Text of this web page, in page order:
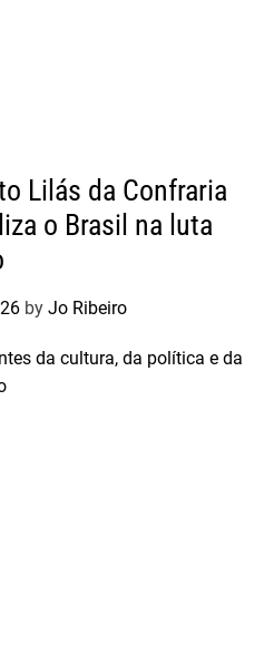
Lilás da Confraria
o Brasil na luta
by Jo Ribeiro